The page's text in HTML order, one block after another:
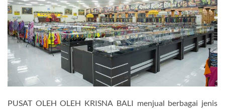
PUSAT OLEH OLEH KRISNA BALI menjual berbagai jenis